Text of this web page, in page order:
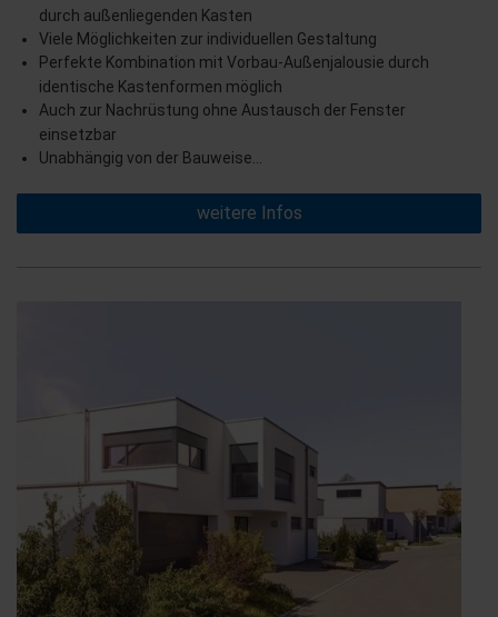
durch außenliegenden Kasten
Viele Möglichkeiten zur individuellen Gestaltung
Perfekte Kombination mit Vorbau-Außenjalousie durch
identische Kastenformen möglich
Auch zur Nachrüstung ohne Austausch der Fenster
einsetzbar
Unabhängig von der Bauweise…
weitere Infos